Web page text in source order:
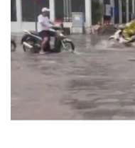
Pháp luật
Vụ án
Tư vấn luật